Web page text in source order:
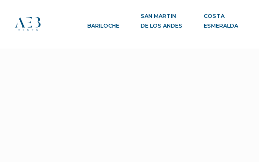
BARILOCHE
SAN MARTIN
DE LOS ANDES
COSTA
ESMERALDA